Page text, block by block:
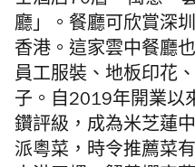
廳」。餐廳可欣賞深
香港。這家雲中餐廳
員工服裝、地板印花
子。自2019年開業以
鑽評級，成為米芝蓮
派粵菜，時令推薦菜